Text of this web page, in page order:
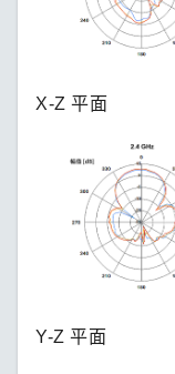
X-Z 平面
Y-Z 平面